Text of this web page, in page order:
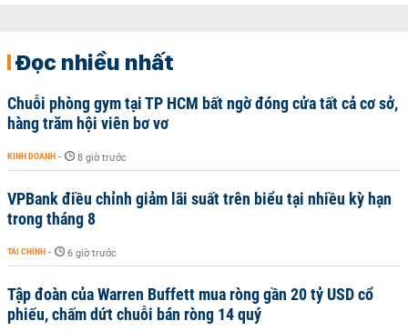
Đọc nhiều nhất
Chuỗi phòng gym tại TP HCM bất ngờ đóng cửa tất cả cơ sở,
hàng trăm hội viên bơ vơ
KINH DOANH - 8 giờ trước
VPBank điều chỉnh giảm lãi suất trên biểu tại nhiều kỳ hạn
trong tháng 8
TÀI CHÍNH - 6 giờ trước
Tập đoàn của Warren Buffett mua ròng gần 20 tỷ USD cổ
phiếu, chấm dứt chuỗi bán ròng 14 quý